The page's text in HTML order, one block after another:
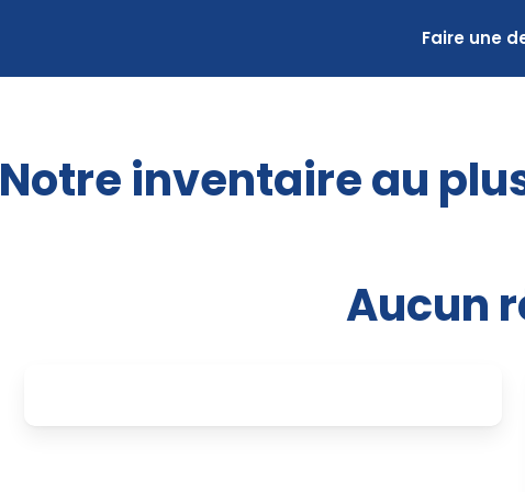
Faire une
Notre inventaire au
Aucun